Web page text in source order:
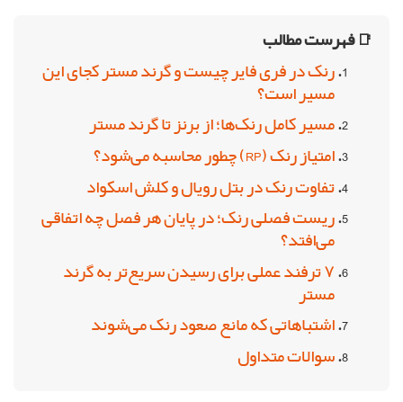
📑 فهرست مطالب
رنک در فری فایر چیست و گرند مستر کجای این
مسیر است؟
مسیر کامل رنک‌ها؛ از برنز تا گرند مستر
امتیاز رنک (RP) چطور محاسبه می‌شود؟
تفاوت رنک در بتل رویال و کلش اسکواد
ریست فصلی رنک؛ در پایان هر فصل چه اتفاقی
می‌افتد؟
۷ ترفند عملی برای رسیدن سریع‌تر به گرند
مستر
اشتباهاتی که مانع صعود رنک می‌شوند
سوالات متداول